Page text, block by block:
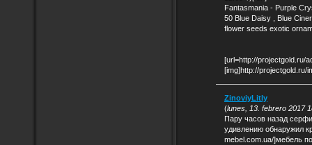
Fantasmania - Purple
50 Blue Daisy , Blue
flower seeds exotic
[url=http://projectgold.ru/
[img]http://projectgold.ru/
ZinoviyLitly
(lunes, 13. febrero 2017
Пару часов назад
удивлению обнаружил
mebel.com.ua/]мебель